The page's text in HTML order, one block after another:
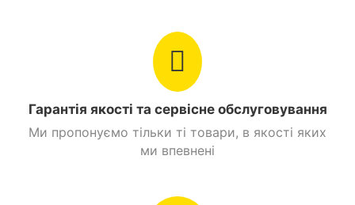
Гарантія якості та сервісне обслуговування
Ми пропонуємо тільки ті товари, в якості яких
ми впевнені